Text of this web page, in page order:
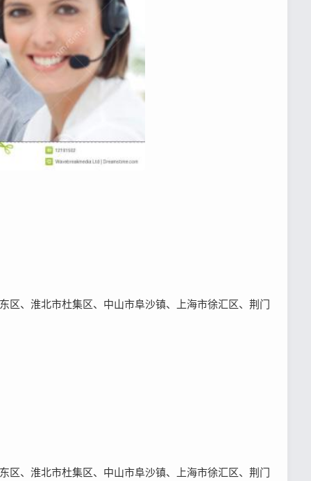
区、淮北市杜集区、中山市阜沙镇、上海市徐汇区、荆门
区、淮北市杜集区、中山市阜沙镇、上海市徐汇区、荆门